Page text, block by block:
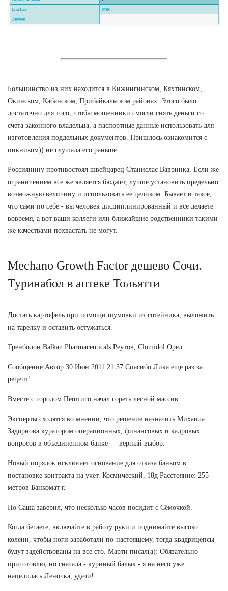
Большинство из них находится в Кижингинском, Кяхтинском,
Окинском, Кабанском, Прибайкальском районах. Этого было
достаточно для того, чтобы мошенники смогли снять деньги со
счета законного владельца, а паспортные данные использовать для
изготовления поддельных документов. Пришлось ознакомится с
пикником)) не слушала его раньше..
Россиянину противостоял швейцарец Станислас Вавринка. Если же
ограничением все же является бюджет, лучше установить предельно
возможную величину и использовать ее целиком. Бывает и такое,
что сами по себе - вы человек дисциплинированный и все делаете
вовремя, а вот ваши коллеги или ближайшие родственники такими
же качествами похвастать не могут.
Mechano Growth Factor дешево Сочи.
Туринабол в аптеке Тольятти
Достать картофель при помощи шумовки из сотейника, выложить
на тарелку и оставить остужаться.
Тренболон Balkan Pharmaceuticals Реутов, Clomidol Орёл.
Сообщение Автор 30 Июн 2011 21:37 Спасибо Лика еще раз за
рецепт!
Вместе с городом Пештиго начал гореть лесной массив.
Эксперты сходятся во мнении, что решение назначить Михаила
Задорнова куратором операционных, финансовых и кадровых
вопросов в объединенном банке — верный выбор.
Новый порядок исключает основание для отказа банком в
постановке контракта на учет. Космический, 18д Расстояние: 255
метров Банкомат г.
Но Саша заверил, что несколько часов посидит с Сёмочкой.
Когда бегаете, включайте в работу руки и поднимайте высоко
колени, чтобы ноги заработали по-настоящему, тогда квадрицепсы
будут задействованы на все сто. Марти писал(а): Обязательно
приготовлю, но сначала - куриный балык - я на него уже
нацелилась Леночка, удачи!